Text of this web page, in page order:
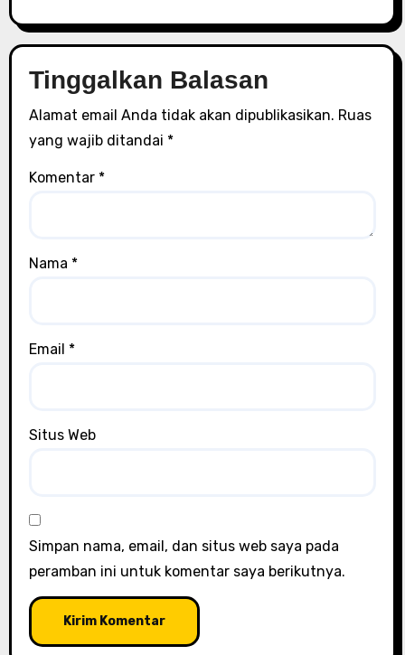
Tinggalkan Balasan
Alamat email Anda tidak akan dipublikasikan. Ruas
yang wajib ditandai *
Komentar *
Nama *
Email *
Situs Web
Simpan nama, email, dan situs web saya pada
peramban ini untuk komentar saya berikutnya.